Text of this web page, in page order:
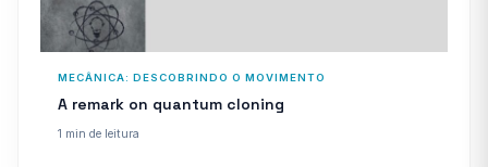
MECÂNICA: DESCOBRINDO O MOVIMENTO
A remark on quantum cloning
1 min de leitura